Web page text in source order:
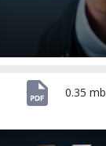
0.35 mb